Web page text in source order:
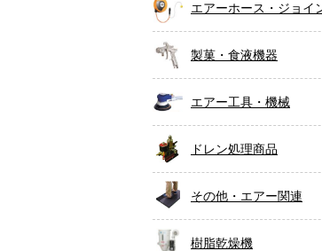
エアーホース・ジョイ
製菓・食液機器
エアー工具・機械
ドレン処理商品
その他・エアー関連
樹脂乾燥機